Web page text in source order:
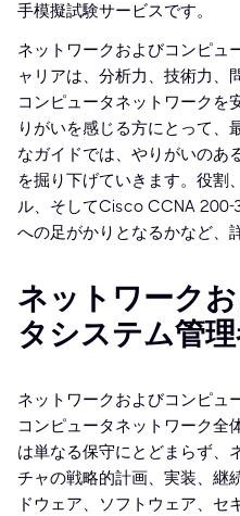
手模擬試験サービスです。
ネットワークおよびコンピュ
ャリアは、分析力、技術力、
コンピュータネットワークを
りがいを感じる方にとって、
なガイドでは、やりがいのあ
を掘り下げていきます。役割
ル、そしてCisco CCNA 200-
への足がかりとなるかなど、
ネットワーク
タシステム管
ネットワークおよびコンピュ
コンピュータネットワーク全
は単なる保守にとどまらず、
チャの戦略的計画、実装、継
ドウェア、ソフトウェア、セ